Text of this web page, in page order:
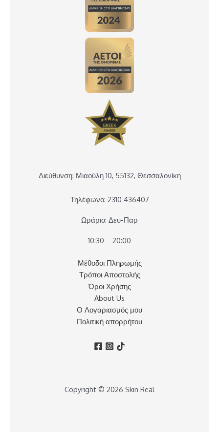
Διεύθυνση: Μιαούλη 10, 55132, Θεσσαλονίκη
Τηλέφωνο: 2310 436407
Ωράριο: Δευ-Παρ
10:30 – 20:00
Μέθοδοι Πληρωμής
Τρόποι Αποστολής
Όροι Χρήσης
About Us
Ο Λογαριασμός μου
Πολιτική απορρήτου
Copyright © 2026 Skin Real